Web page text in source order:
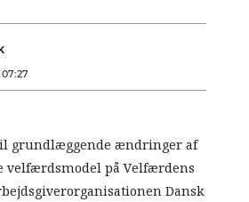
07:27
grundlæggende ændringer af
velfærdsmodel på Velfærdens
Dansk